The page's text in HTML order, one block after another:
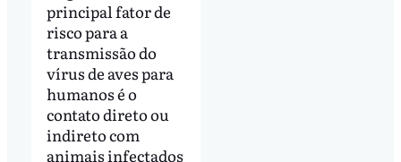
principal fator de
risco para a
transmissão do
vírus de aves para
humanos é o
contato direto ou
indireto com
animais infectados